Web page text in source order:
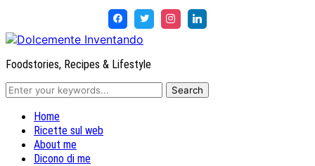
Foodstories, Recipes & Lifestyle
Home
Ricette sul web
About me
Dicono di me